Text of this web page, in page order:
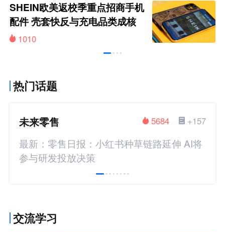
SHEIN欧美返校季重点招商手机
配件 壳套快反与充电品类成核
心方向
1010
热门话题
未来零售 +157
5684
最新：零售日报：小红书种草链路延伸 AI将
参与研发投放决策
交流学习